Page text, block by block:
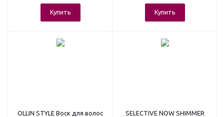
Купить Купить
OLLIN STYLE Воск для волос
SELECTIVE NOW SHIMMER